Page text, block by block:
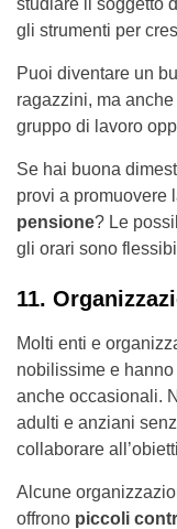
gli strumenti per
Puoi diventare un
ragazzini, ma
gruppo di lavoro
Se hai buona
provi a promuovere
pensione? Le
gli orari sono
11.
Molti enti e
nobilissime e
anche occasionali.
adulti e anziani
collaborare
Alcune
offrono piccoli